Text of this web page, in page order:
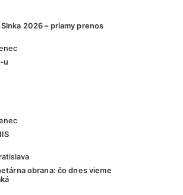
2026 – priamy prenos
u
obrana: čo dnes vieme